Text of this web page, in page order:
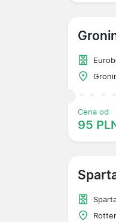
Cena od
95